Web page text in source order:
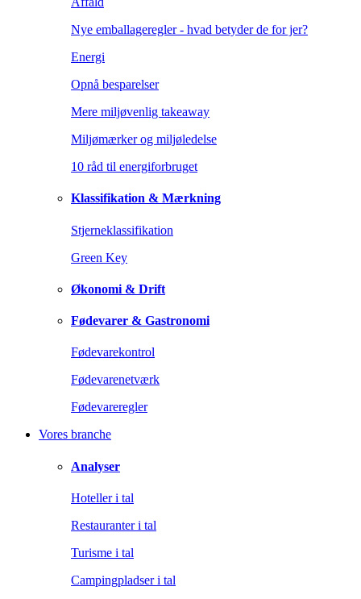
Nye emballageregler - hvad betyder de for jer?
Energi
Opnå besparelser
Mere miljøvenlig takeaway
Miljømærker og miljøledelse
10 råd til energiforbruget
Klassifikation & Mærkning
Stjerneklassifikation
Green Key
Økonomi & Drift
Fødevarer & Gastronomi
Fødevarekontrol
Fødevarenetværk
Fødevareregler
Vores branche
Analyser
Hoteller i tal
Restauranter i tal
Turisme i tal
Campingpladser i tal